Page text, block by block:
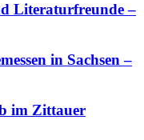
Literaturfreunde –
in Sachsen –
im Zittauer